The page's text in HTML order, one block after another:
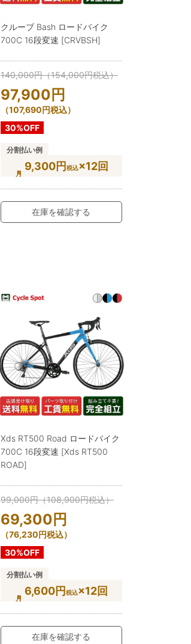
クルーブ Bash ロードバイク
700C 16段変速 [CRVBSH]
140,000円（154,000円税込）
97,900 円
（107,690円税込）
30%OFF
分割払い例
9,300円税込×12回
在庫を確認する
Xds RT500 Road ロードバイク
700C 16段変速 [Xds RT500
ROAD]
99,000円（108,900円税込）
69,300 円
（76,230円税込）
30%OFF
分割払い例
6,600円税込×12回
在庫を確認する